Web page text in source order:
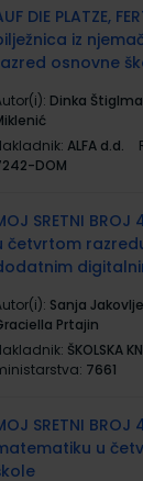
DIE PLATZE,
iz
osnovne
Dinka
ALFA d.d.
DOM
SRETNI
četvrtom
Sanja
Prtajin
ŠKOLSKA
7661
SRETNI
u